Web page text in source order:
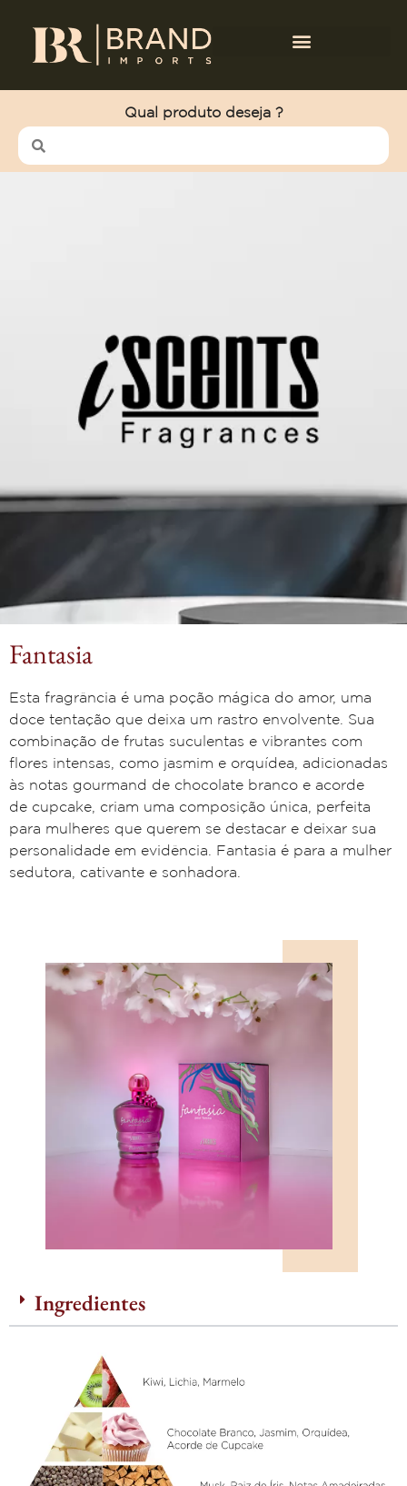
Qual produto deseja ?
Fantasia
Esta fragrância é uma poção mágica do amor, uma
doce tentação que deixa um rastro envolvente. Sua
combinação de frutas suculentas e vibrantes com
flores intensas, como jasmim e orquídea, adicionadas
às notas gourmand de chocolate branco e acorde
de cupcake, criam uma composição única, perfeita
para mulheres que querem se destacar e deixar sua
personalidade em evidência. Fantasia é para a mulher
sedutora, cativante e sonhadora.
Ingredientes